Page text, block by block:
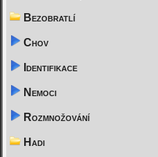
Bezobratlí
Chov
Identifikace
Nemoci
Rozmnožování
Hadi